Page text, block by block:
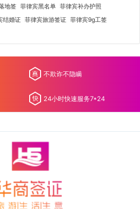
地签 菲律宾黑名单 菲律宾补办护照
结婚证 菲律宾旅游签证 菲律宾9g工签
不欺诈不隐瞒
24小时快速服务7*24